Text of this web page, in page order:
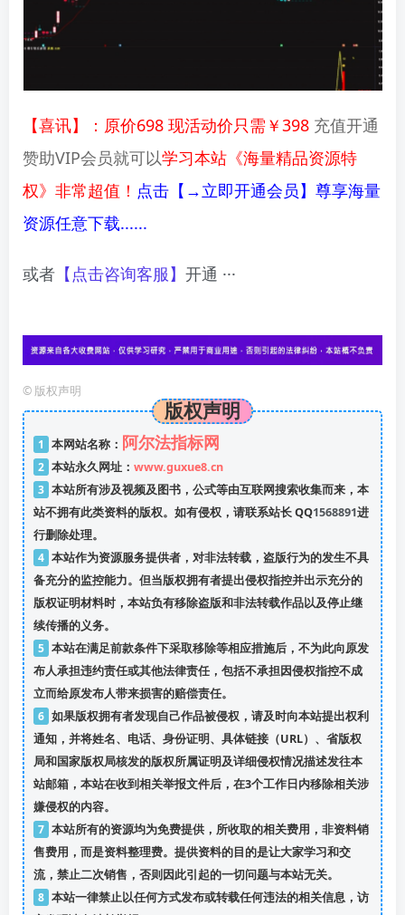
【喜讯】：原价698 现活动价只需￥398 充值开通
赞助VIP会员就可以学习本站《海量精品资源特
权》非常超值！ 点击【→立即开通会员】尊享海量
资源任意下载......
或者 【点击咨询客服】 开通 ···
© 版权声明
版权声明
1 本网站名称： 阿尔法指标网
2 本站永久网址： www.guxue8.cn
3 本站所有涉及视频及图书，公式等由互联网搜索收集而来，本
站不拥有此类资料的版权。如有侵权，请联系站长 QQ1568891进
行删除处理。
4 本站作为资源服务提供者，对非法转载，盗版行为的发生不具
备充分的监控能力。但当版权拥有者提出侵权指控并出示充分的
版权证明材料时，本站负有移除盗版和非法转载作品以及停止继
续传播的义务。
5 本站在满足前款条件下采取移除等相应措施后，不为此向原发
布人承担违约责任或其他法律责任，包括不承担因侵权指控不成
立而给原发布人带来损害的赔偿责任。
6 如果版权拥有者发现自己作品被侵权，请及时向本站提出权利
通知，并将姓名、电话、身份证明、具体链接（URL）、省版权
局和国家版权局核发的版权所属证明及详细侵权情况描述发往本
站邮箱，本站在收到相关举报文件后，在3个工作日内移除相关涉
嫌侵权的内容。
7 本站所有的资源均为免费提供，所收取的相关费用，非资料销
售费用，而是资料整理费。提供资料的目的是让大家学习和交
流，禁止二次销售，否则因此引起的一切问题与本站无关。
8 本站一律禁止以任何方式发布或转载任何违法的相关信息，访